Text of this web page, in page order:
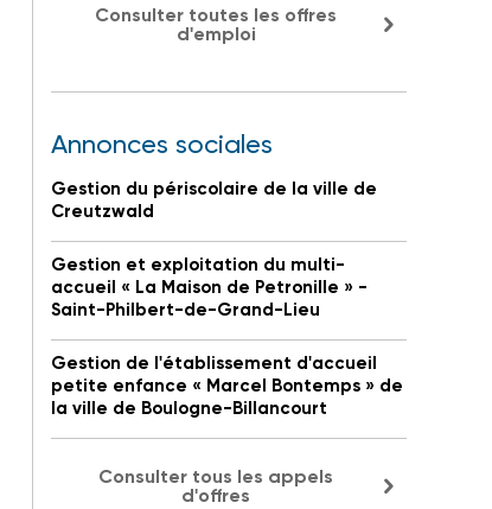
Consulter toutes les offres
d'emploi
Annonces sociales
Gestion du périscolaire de la ville de
Creutzwald
Gestion et exploitation du multi-
accueil « La Maison de Petronille » -
Saint-Philbert-de-Grand-Lieu
Gestion de l'établissement d'accueil
petite enfance « Marcel Bontemps » de
la ville de Boulogne-Billancourt
Consulter tous les appels
d'offres